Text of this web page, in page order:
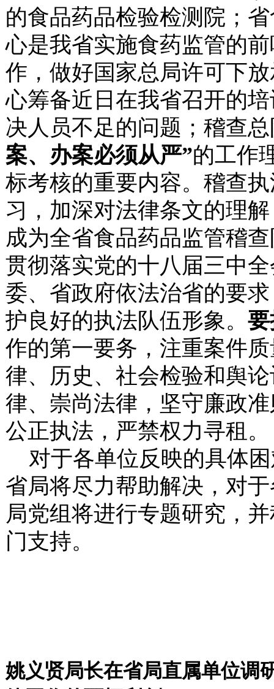
的食品药品检验检测院；
心是我省实施食药监管的
作，做好国家总局许可下
心筹备近日在我省召开的
决人员不足的问题；稽查
案、办案必须从严”的工作
标考核的重要内容。稽查
习，加深对法律条文的理
成为全省食品药品监管稽
贯彻落实党的十八届三中
委、省政府依法治省的要
护良好的执法队伍形象。
作的第一要务，注重案件
律、历史、社会检验和舆
律、崇尚法律，坚守廉政
公正执法，严禁权力寻租。
对于各单位反映的具体
省局将尽力帮助解决，对
局党组将进行专题研究，
门支持。
姚义贤局长在省局直属单位调